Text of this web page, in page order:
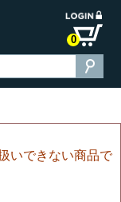
0
いできない商品で